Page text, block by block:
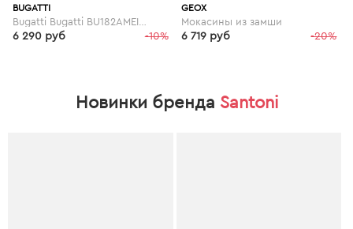
BUGATTI
-10%
6 290 руб
GEOX
Мокасины из замши
-20%
6 719 руб
Новинки бренда Santoni